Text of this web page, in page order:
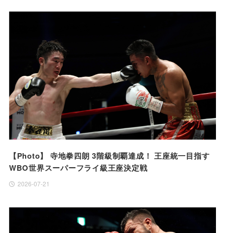
【Photo】 寺地拳四朗 3階級制覇達成！ 王座統一目指す
WBO世界スーパーフライ級王座決定戦
2026-07-21